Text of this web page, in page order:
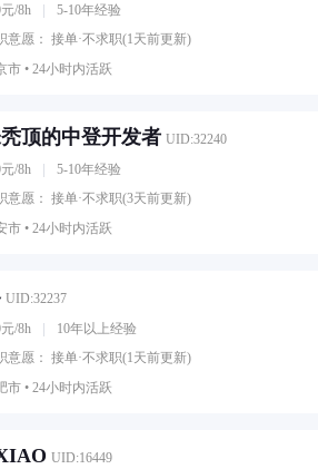
/8h
5-10年经验
意愿： 接单·不求职(1天前更新)
市 • 24小时内活跃
顶的中登开发者 UID:32240
/8h
5-10年经验
意愿： 接单·不求职(3天前更新)
市 • 24小时内活跃
UID:32237
/8h
10年以上经验
意愿： 接单·不求职(1天前更新)
市 • 24小时内活跃
UID:16449